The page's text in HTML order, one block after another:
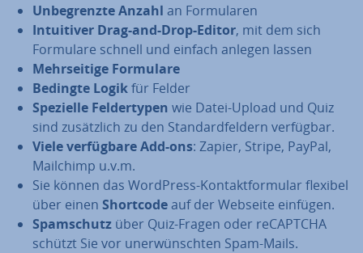
Un­be­grenz­te Anzahl an For­mu­la­ren
In­tui­ti­ver Drag-and-Drop-Editor, mit dem sich
Formulare schnell und einfach anlegen lassen
Mehr­sei­ti­ge Formulare
Bedingte Logikfür Felder
Spezielle Fel­der­ty­pen wie Datei-Upload und Quiz
sind zu­sätz­lich zu den Stan­dard­fel­dern verfügbar.
Viele ver­füg­ba­re Add-ons: Zapier, Stripe, PayPal,
Mailchimp u.v.m.
Sie können das WordPress-Kon­takt­for­mu­lar flexibel
über einen Shortcodeauf der Webseite einfügen.
Spam­schutz über Quiz-Fragen oder reCAPTCHA
schützt Sie vor un­er­wünsch­ten Spam-Mails.